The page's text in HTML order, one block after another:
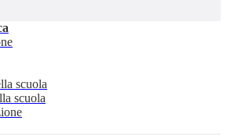
scuola
scuola